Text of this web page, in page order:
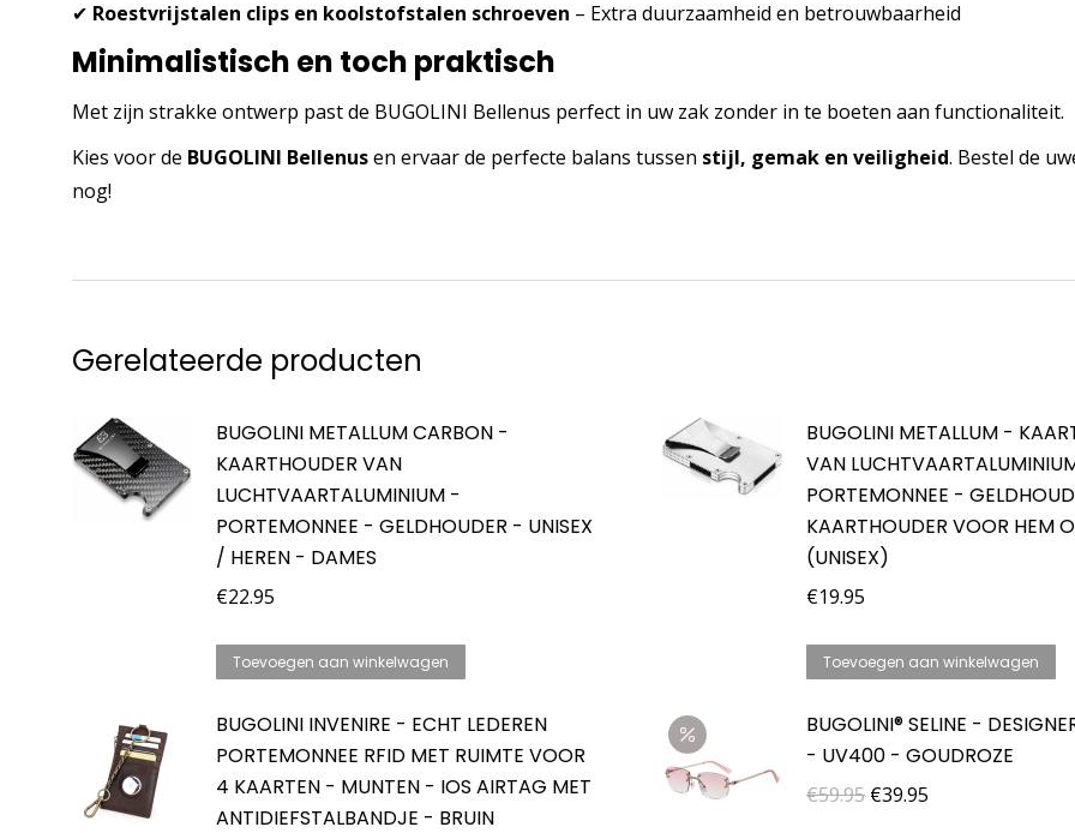
✔ Roestvrijstalen clips en koolstofstalen schroeven – Extra duurzaamheid en betrouwbaarheid
Minimalistisch en toch praktisch
Met zijn strakke ontwerp past de BUGOLINI Bellenus perfect in uw zak zonder in te boeten aan functionaliteit.
Kies voor de BUGOLINI Bellenusen ervaar de perfecte balans tussen stijl, gemak en veiligheid. Bestel de
nog!
Gerelateerde producten
BUGOLINI METALLUM CARBON -
KAARTHOUDER VAN
LUCHTVAARTALUMINIUM -
PORTEMONNEE - GELDHOUDER - UNISEX
/ HEREN - DAMES
€22.95
Toevoegen aan winkelwagen
BUGOLINI METALLUM -
VAN
PORTEMONNEE -
KAARTHOUDER VOOR HEM
(UNISEX)
€19.95
Toevoegen aan winkelwagen
BUGOLINI INVENIRE - ECHT LEDEREN
PORTEMONNEE RFID MET RUIMTE VOOR
4 KAARTEN - MUNTEN - IOS AIRTAG MET
ANTIDIEFSTALBANDJE - BRUIN
BUGOLINI® SELINE -
- UV400 - GOUDROZE
€59.95 Oorspronkelijke
€39.95